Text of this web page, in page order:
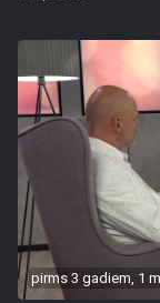
pirms 3 gadiem, 1